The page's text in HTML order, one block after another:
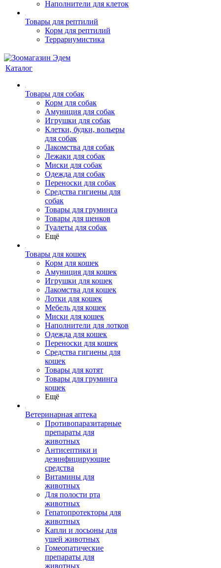
Наполнители для клеток
Товары для рептилий
Корм для рептилий
Террариумистика
Каталог
Товары для собак
Корм для собак
Амуниция для собак
Игрушки для собак
Клетки, будки, вольеры
для собак
Лакомства для собак
Лежаки для собак
Миски для собак
Одежда для собак
Переноски для собак
Средства гигиены для
собак
Товары для груминга
Товары для щенков
Туалеты для собак
Ещё
Товары для кошек
Корм для кошек
Амуниция для кошек
Игрушки для кошек
Лакомства для кошек
Лотки для кошек
Мебель для кошек
Миски для кошек
Наполнители для лотков
Одежда для кошек
Переноски для кошек
Средства гигиены для
кошек
Товары для котят
Товары для груминга
кошек
Ещё
Ветеринарная аптека
Противопаразитарные
препараты для
животных
Антисептики и
дезинфицирующие
средства
Витамины для
животных
Для полости рта
животных
Гепатопротекторы для
животных
Капли и лосьоны для
ушей животных
Гомеопатические
препараты для
животных